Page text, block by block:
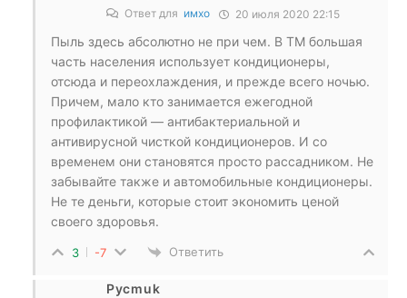
Ответ для имхо 20 июля 2020 22:15
Пыль здесь абсолютно не при чем. В ТМ большая
часть населения использует кондиционеры,
отсюда и переохлаждения, и прежде всего ночью.
Причем, мало кто занимается ежегодной
профилактикой — антибактериальной и
антивирусной чисткой кондиционеров. И со
временем они становятся просто рассадником. Не
забывайте также и автомобильные кондиционеры.
Не те деньги, которые стоит экономить ценой
своего здоровья.
3 -7 Ответить
Pycmuk